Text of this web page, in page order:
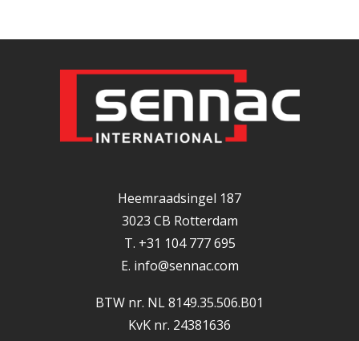
Heemraadsingel 187
3023 CB Rotterdam
T. +31 104 777 695
E. info@sennac.com
BTW nr. NL 8149.35.506.B01
KvK nr. 24381636